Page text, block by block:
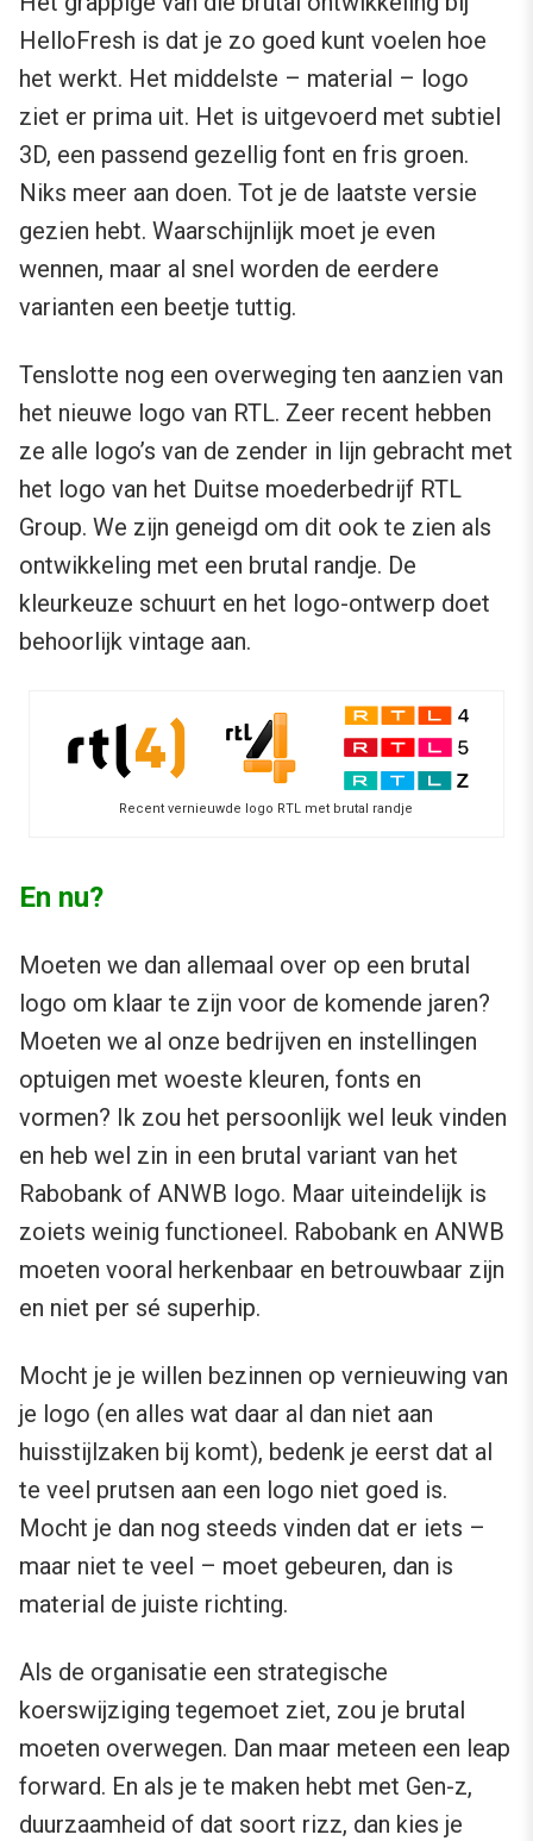
HelloFresh is dat je zo goed kunt voelen hoe
het werkt. Het middelste – material – logo
ziet er prima uit. Het is uitgevoerd met subtiel
3D, een passend gezellig font en fris groen.
Niks meer aan doen. Tot je de laatste versie
gezien hebt. Waarschijnlijk moet je even
wennen, maar al snel worden de eerdere
varianten een beetje tuttig.
Tenslotte nog een overweging ten aanzien van
het nieuwe logo van RTL. Zeer recent hebben
ze alle logo’s van de zender in lijn gebracht met
het logo van het Duitse moederbedrijf RTL
Group. We zijn geneigd om dit ook te zien als
ontwikkeling met een brutal randje. De
kleurkeuze schuurt en het logo-ontwerp doet
behoorlijk vintage aan.
Recent vernieuwde logo RTL met brutal randje
En nu?
Moeten we dan allemaal over op een brutal
logo om klaar te zijn voor de komende jaren?
Moeten we al onze bedrijven en instellingen
optuigen met woeste kleuren, fonts en
vormen? Ik zou het persoonlijk wel leuk vinden
en heb wel zin in een brutal variant van het
Rabobank of ANWB logo. Maar uiteindelijk is
zoiets weinig functioneel. Rabobank en ANWB
moeten vooral herkenbaar en betrouwbaar zijn
en niet per sé superhip.
Mocht je je willen bezinnen op vernieuwing van
je logo (en alles wat daar al dan niet aan
huisstijlzaken bij komt), bedenk je eerst dat al
te veel prutsen aan een logo niet goed is.
Mocht je dan nog steeds vinden dat er iets –
maar niet te veel – moet gebeuren, dan is
material de juiste richting.
Als de organisatie een strategische
koerswijziging tegemoet ziet, zou je brutal
moeten overwegen. Dan maar meteen een leap
forward. En als je te maken hebt met Gen-z,
duurzaamheid of dat soort rizz, dan kies je